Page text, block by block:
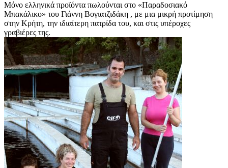
Μόνο ελληνικά προϊόντα πωλούνται στο «Παραδοσιακό
Μπακάλικο» του Γιάννη Βογιατζιδάκη , με μια μικρή προτίμηση
στην Κρήτη, την ιδιαίτερη πατρίδα του, και στις υπέροχες
γραβιέρες της.